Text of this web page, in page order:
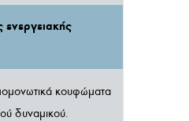
ενεργειακής
κουφώματα
δυναμικού.